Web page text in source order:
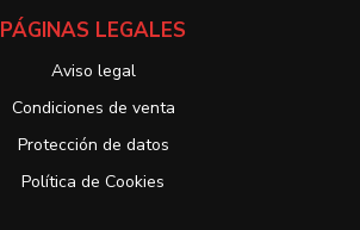
PÁGINAS LEGALES
Aviso legal
Condiciones de venta
Protección de datos
Política de Cookies